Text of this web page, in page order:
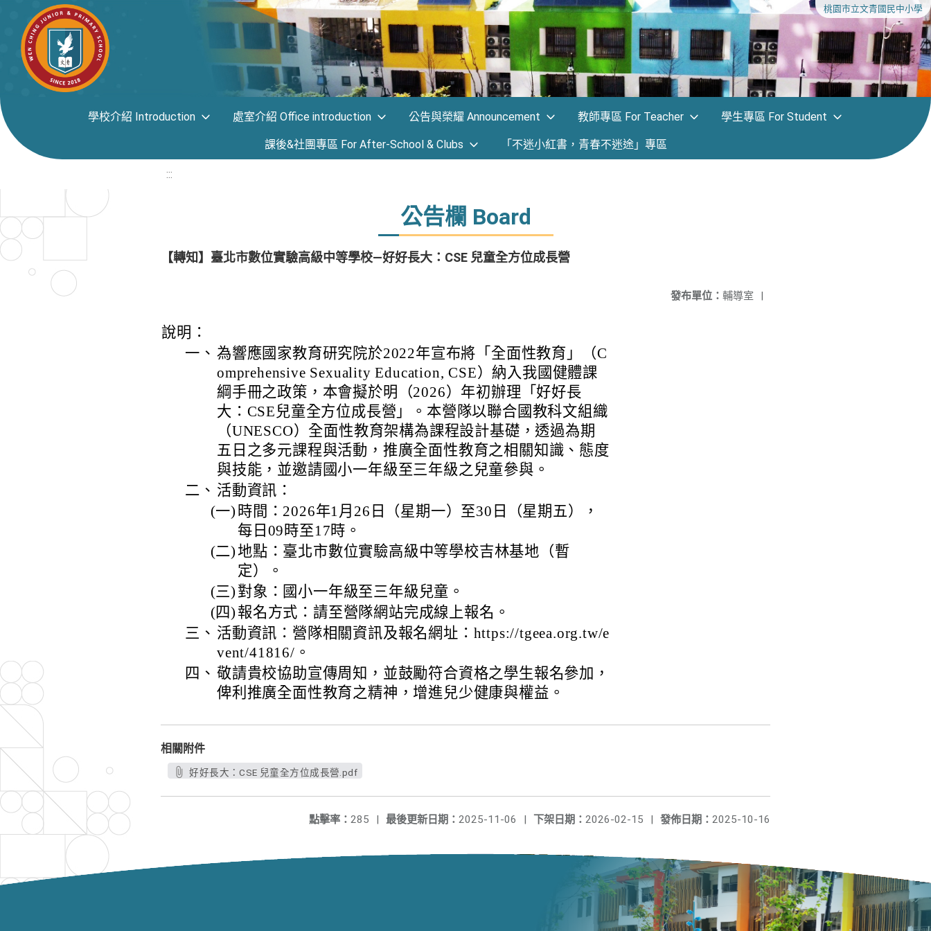
桃園市立文青國民中小學
學校介紹 Introduction 處室介紹 Office introduction 公告與榮耀 Announcement 教師專區 For Teacher 學生專區 For Student
課後&社團專區 For After-School & Clubs 「不迷小紅書，青春不迷途」專區
:::
公告欄 Board
【轉知】臺北市數位實驗高級中等學校—好好長大：CSE 兒童全方位成長營
發布單位： 輔導室 |
說明：
一、 為響應國家教育研究院於2022年宣布將「全面性教育」（C
omprehensive Sexuality Education, CSE）納入我國健體課
綱手冊之政策，本會擬於明（2026）年初辦理「好好長
大：CSE兒童全方位成長營」。本營隊以聯合國教科文組織
（UNESCO）全面性教育架構為課程設計基礎，透過為期
五日之多元課程與活動，推廣全面性教育之相關知識、態度
與技能，並邀請國小一年級至三年級之兒童參與。
二、 活動資訊：
(一) 時間：2026年1月26日（星期一）至30日（星期五），
每日09時至17時。
(二)地點：臺北市數位實驗高級中等學校吉林基地（暫
定）。
(三) 對象：國小一年級至三年級兒童。
(四) 報名方式：請至營隊網站完成線上報名。
三、 活動資訊：營隊相關資訊及報名網址：https://tgeea.org.tw/e
vent/41816/。
四、 敬請貴校協助宣傳周知，並鼓勵符合資格之學生報名參加，
俾利推廣全面性教育之精神，增進兒少健康與權益。
相關附件
好好長大：CSE 兒童全方位成長營.pdf
發佈日期： 2025-10-16
下架日期： 2026-02-15 |
最後更新日期： 2025-11-06 |
點擊率： 285 |